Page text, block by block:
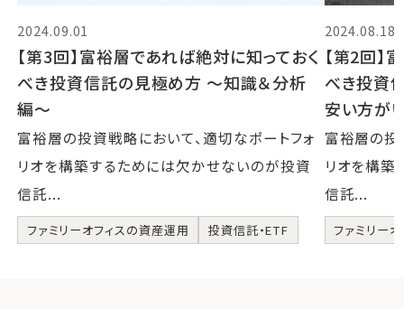
2024.09.01
【第3回】富裕層であれば絶対に知っておく
べき投資信託の見極め方 〜知識＆分析
編〜
富裕層の投資戦略において、適切なポートフォ
リオを構築するためには欠かせないのが投資
信託...
ファミリーオフィスの資産運用 投資信託・ETF
2024.08.18
【第2回】
べき投資
安い方が
富裕層の投
リオを構
信託...
ファミリー